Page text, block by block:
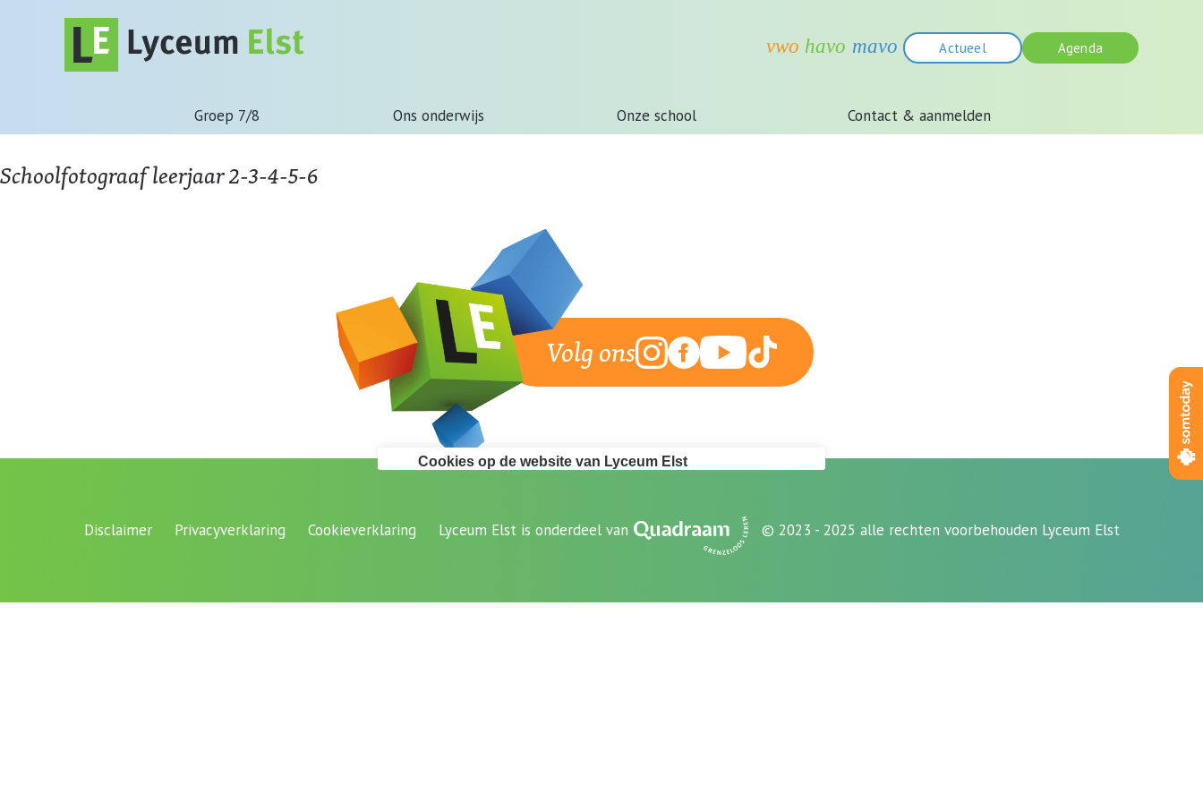
Actueel Agenda
Groep 7/8 Ons onderwijs Onze school Contact & aanmelden
Schoolfotograaf leerjaar 2-3-4-5-6
Volg ons
Disclaimer Privacyverklaring Cookieverklaring Lyceum Elst is onderdeel van © 2023 - 2025 alle rechten voorbehouden Lyceum Elst